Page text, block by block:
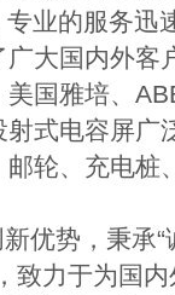
业的服务迅
大国内外客
国雅培、
式电容屏广
轮、充电桩
优势，秉承
致力于为国